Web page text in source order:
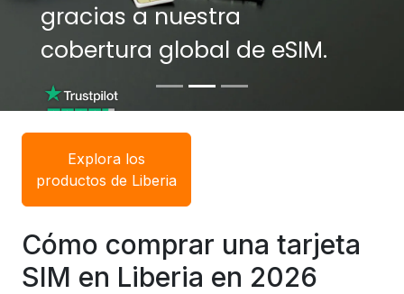
gracias a nuestra
cobertura global de eSIM.
gracias a nuestra
cobertura global de eSIM.
Explora los
productos de Liberia
Cómo comprar una tarjeta
SIM en Liberia en 2026